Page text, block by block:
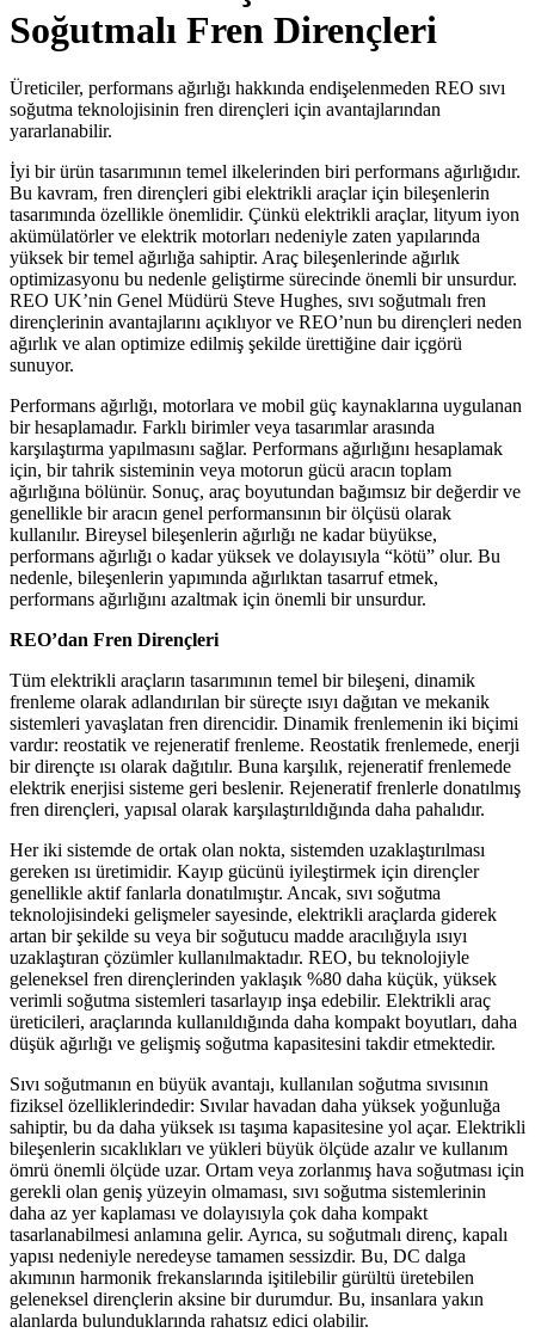
Soğutmalı Fren Dirençleri
Üreticiler, performans ağırlığı hakkında endişelenmeden REO sıvı
soğutma teknolojisinin fren dirençleri için avantajlarından
yararlanabilir.
İyi bir ürün tasarımının temel ilkelerinden biri performans ağırlığıdır.
Bu kavram, fren dirençleri gibi elektrikli araçlar için bileşenlerin
tasarımında özellikle önemlidir. Çünkü elektrikli araçlar, lityum iyon
akümülatörler ve elektrik motorları nedeniyle zaten yapılarında
yüksek bir temel ağırlığa sahiptir. Araç bileşenlerinde ağırlık
optimizasyonu bu nedenle geliştirme sürecinde önemli bir unsurdur.
REO UK’nin Genel Müdürü Steve Hughes, sıvı soğutmalı fren
dirençlerinin avantajlarını açıklıyor ve REO’nun bu dirençleri neden
ağırlık ve alan optimize edilmiş şekilde ürettiğine dair içgörü
sunuyor.
Performans ağırlığı, motorlara ve mobil güç kaynaklarına uygulanan
bir hesaplamadır. Farklı birimler veya tasarımlar arasında
karşılaştırma yapılmasını sağlar. Performans ağırlığını hesaplamak
için, bir tahrik sisteminin veya motorun gücü aracın toplam
ağırlığına bölünür. Sonuç, araç boyutundan bağımsız bir değerdir ve
genellikle bir aracın genel performansının bir ölçüsü olarak
kullanılır. Bireysel bileşenlerin ağırlığı ne kadar büyükse,
performans ağırlığı o kadar yüksek ve dolayısıyla “kötü” olur. Bu
nedenle, bileşenlerin yapımında ağırlıktan tasarruf etmek,
performans ağırlığını azaltmak için önemli bir unsurdur.
REO’dan Fren Dirençleri
Tüm elektrikli araçların tasarımının temel bir bileşeni, dinamik
frenleme olarak adlandırılan bir süreçte ısıyı dağıtan ve mekanik
sistemleri yavaşlatan fren direncidir. Dinamik frenlemenin iki biçimi
vardır: reostatik ve rejeneratif frenleme. Reostatik frenlemede, enerji
bir dirençte ısı olarak dağıtılır. Buna karşılık, rejeneratif frenlemede
elektrik enerjisi sisteme geri beslenir. Rejeneratif frenlerle donatılmış
fren dirençleri, yapısal olarak karşılaştırıldığında daha pahalıdır.
Her iki sistemde de ortak olan nokta, sistemden uzaklaştırılması
gereken ısı üretimidir. Kayıp gücünü iyileştirmek için dirençler
genellikle aktif fanlarla donatılmıştır. Ancak, sıvı soğutma
teknolojisindeki gelişmeler sayesinde, elektrikli araçlarda giderek
artan bir şekilde su veya bir soğutucu madde aracılığıyla ısıyı
uzaklaştıran çözümler kullanılmaktadır. REO, bu teknolojiyle
geleneksel fren dirençlerinden yaklaşık %80 daha küçük, yüksek
verimli soğutma sistemleri tasarlayıp inşa edebilir. Elektrikli araç
üreticileri, araçlarında kullanıldığında daha kompakt boyutları, daha
düşük ağırlığı ve gelişmiş soğutma kapasitesini takdir etmektedir.
Sıvı soğutmanın en büyük avantajı, kullanılan soğutma sıvısının
fiziksel özelliklerindedir: Sıvılar havadan daha yüksek yoğunluğa
sahiptir, bu da daha yüksek ısı taşıma kapasitesine yol açar. Elektrikli
bileşenlerin sıcaklıkları ve yükleri büyük ölçüde azalır ve kullanım
ömrü önemli ölçüde uzar. Ortam veya zorlanmış hava soğutması için
gerekli olan geniş yüzeyin olmaması, sıvı soğutma sistemlerinin
daha az yer kaplaması ve dolayısıyla çok daha kompakt
tasarlanabilmesi anlamına gelir. Ayrıca, su soğutmalı direnç, kapalı
yapısı nedeniyle neredeyse tamamen sessizdir. Bu, DC dalga
akımının harmonik frekanslarında işitilebilir gürültü üretebilen
geleneksel dirençlerin aksine bir durumdur. Bu, insanlara yakın
alanlarda bulunduklarında rahatsız edici olabilir.